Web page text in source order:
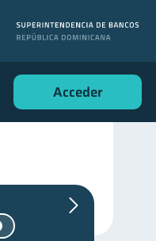
Acceder